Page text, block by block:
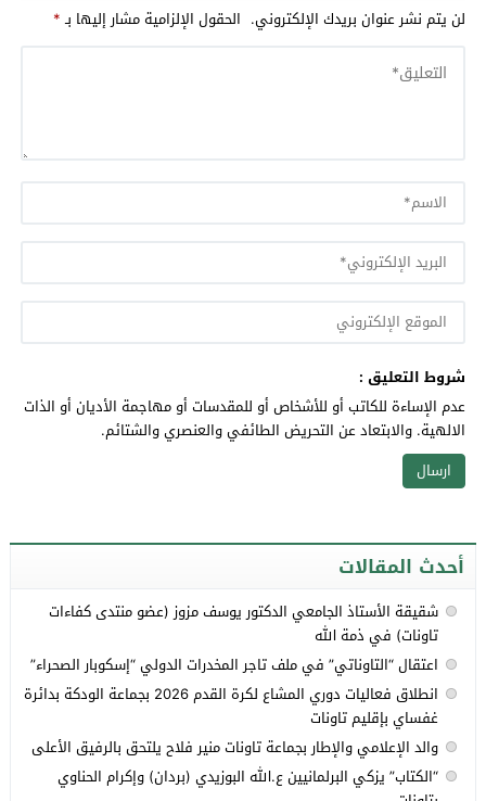
لن يتم نشر عنوان بريدك الإلكتروني. الحقول الإلزامية مشار إليها بـ*
شروط التعليق :
عدم الإساءة للكاتب أو للأشخاص أو للمقدسات أو مهاجمة الأديان أو الذات
الالهية. والابتعاد عن التحريض الطائفي والعنصري والشتائم.
أحدث المقالات
شقيقة الأستاذ الجامعي الدكتور يوسف مزوز (عضو منتدى كفاءات
تاونات) في ذمة الله
اعتقال “التاوناتي” في ملف تاجر المخدرات الدولي “إسكوبار الصحراء”
انطلاق فعاليات دوري المشاع لكرة القدم 2026 بجماعة الودكة بدائرة
غفساي بإقليم تاونات
والد الإعلامي والإطار بجماعة تاونات منير فلاح يلتحق بالرفيق الأعلى
“الكتاب” يزكي البرلمانيين ع.الله البوزيدي (بردان) وإكرام الحناوي